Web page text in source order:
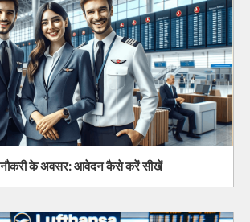
नौकरी के अवसर: आवेदन कैसे करें सीखें